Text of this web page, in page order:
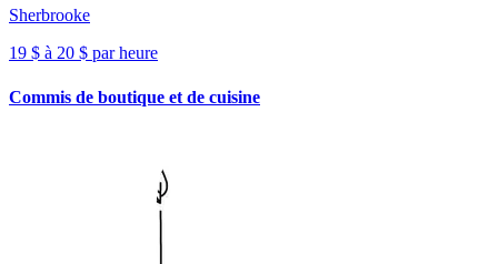
Sherbrooke
19 $ à 20 $ par heure
Commis de boutique et de cuisine